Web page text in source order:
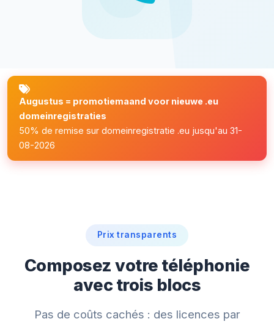
Augustus = promotiemaand voor nieuwe .eu
domeinregistraties
50% de remise sur domeinregistratie .eu jusqu'au 31-
08-2026
Prix transparents
Composez votre téléphonie
avec trois blocs
Pas de coûts cachés : des licences par